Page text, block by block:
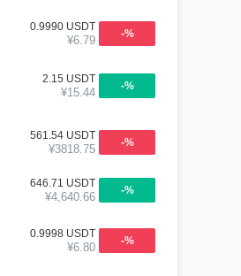
0.9990 USDT
¥6.79 -%
2.15 USDT
¥15.44 -%
561.54 USDT
¥3818.75 -%
646.71 USDT
¥4,640.66 -%
0.9998 USDT
¥6.80 -%